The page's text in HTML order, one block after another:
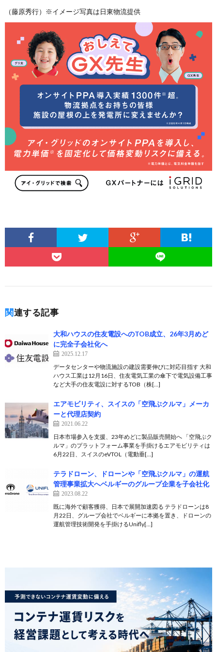
（藤原秀行）※イメージ写真は日東物流提供
関連する記事
大和ハウスの住友電設へのTOB成立、26年3月めど
に完全子会社化へ
2025.12.17
データセンターや物流施設の建設需要伸びに対応目指す 大和
ハウス工業は12月16日、住友電気工業の傘下で電気設備工事
など大手の住友電設に対するTOB（株[…]
エアモビリティ、スイスの「空飛ぶクルマ」メーカ
ーと代理店契約
2021.06.22
日本市場参入を支援、23年めどに製品販売開始へ 「空飛ぶク
ルマ」のプラットフォーム事業を手掛けるエアモビリティは
6月22日、スイスのeVTOL（電動垂[…]
テラドローン、ドローンや「空飛ぶクルマ」の運航
管理事業拡大へベルギーのグループ企業を子会社化
2023.08.22
既に海外で顧客獲得、日本で展開加速図る テラドローンは8
月22日、グループ会社でベルギーに本拠を置き、ドローンの
運航管理技術開発を手掛けるUnifly[…]